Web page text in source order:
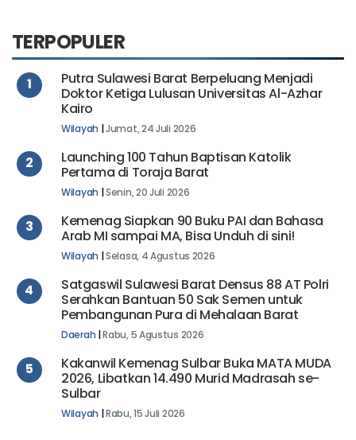
TERPOPULER
1
Putra Sulawesi Barat Berpeluang Menjadi
Doktor Ketiga Lulusan Universitas Al-Azhar
Kairo
Wilayah |Jumat, 24 Juli 2026
2
Launching 100 Tahun Baptisan Katolik
Pertama di Toraja Barat
Wilayah |Senin, 20 Juli 2026
3
Kemenag Siapkan 90 Buku PAI dan Bahasa
Arab MI sampai MA, Bisa Unduh di sini!
Wilayah |Selasa, 4 Agustus 2026
4
Satgaswil Sulawesi Barat Densus 88 AT Polri
Serahkan Bantuan 50 Sak Semen untuk
Pembangunan Pura di Mehalaan Barat
Daerah |Rabu, 5 Agustus 2026
5
Kakanwil Kemenag Sulbar Buka MATA MUDA
2026, Libatkan 14.490 Murid Madrasah se-
Sulbar
Wilayah |Rabu, 15 Juli 2026